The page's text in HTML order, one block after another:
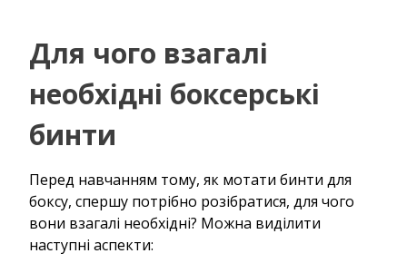
Для чого взагалі
необхідні боксерські
бинти
Перед навчанням тому, як мотати бинти для
боксу, спершу потрібно розібратися, для чого
вони взагалі необхідні? Можна виділити
наступні аспекти: